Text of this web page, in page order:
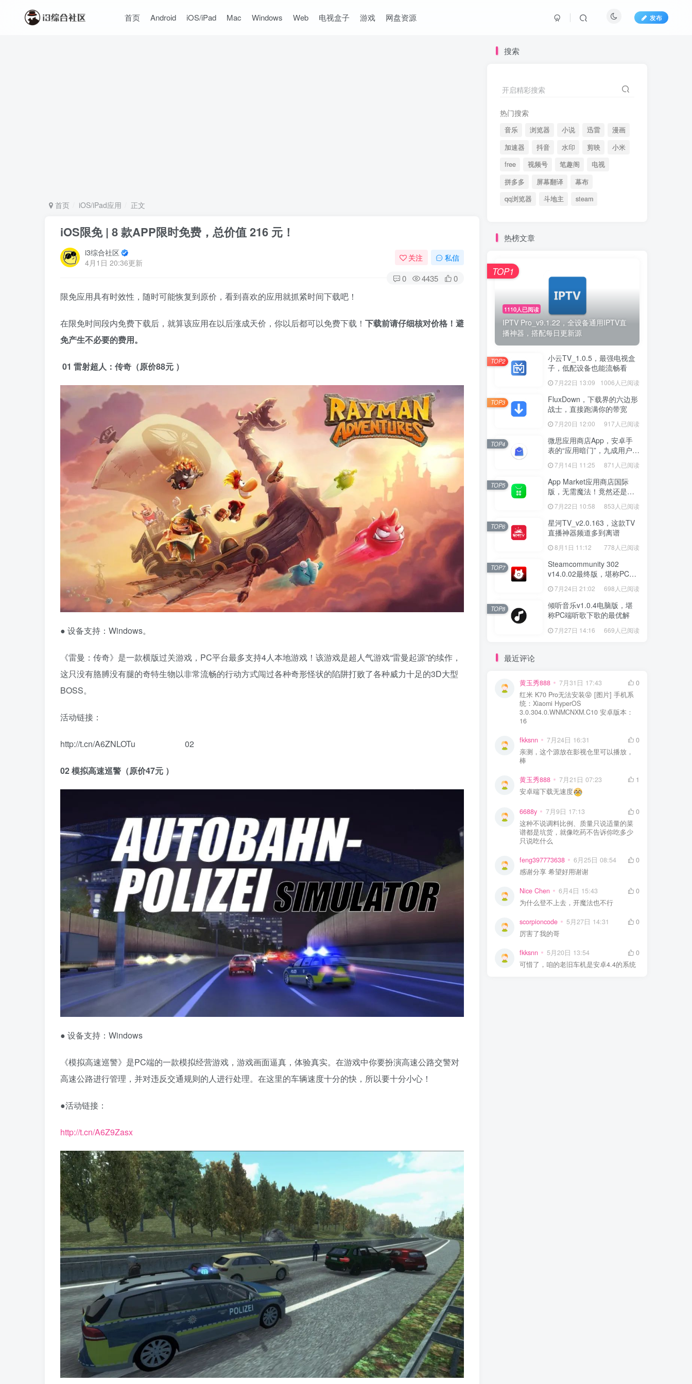
首页 Android iOS/iPad Mac Windows Web 电视盒子 游戏 网盘资源 发布
首页 iOS/iPad应用 正文
iOS限免 | 8 款APP限时免费，总价值 216 元！
i3综合社区
4月1日 20:36更新
关注 私信
0 4435 0
限免应用具有时效性，随时可能恢复到原价，看到喜欢的应用就抓紧时间下载吧！
在限免时间段内免费下载后，就算该应用在以后涨成天价，你以后都可以免费下载！ 下载前请仔细核对价格！避
免产生不必要的费用。
01 雷射超人：传奇（原价88元 ）
● 设备支持：Windows。
《雷曼：传奇》是一款横版过关游戏，PC平台最多支持4人本地游戏！该游戏是超人气游戏“雷曼起源”的续作，
这只没有胳膊没有腿的奇特生物以非常流畅的行动方式闯过各种奇形怪状的陷阱打败了各种威力十足的3D大型
BOSS。
活动链接：
http://t.cn/A6ZNLOTu 02
02 模拟高速巡警（原价47元 ）
● 设备支持：Windows
《模拟高速巡警》是PC端的一款模拟经营游戏，游戏画面逼真，体验真实。在游戏中你要扮演高速公路交警对
高速公路进行管理，并对违反交通规则的人进行处理。在这里的车辆速度十分的快，所以要十分小心！
●活动链接：
http://t.cn/A6Z9Zasx
搜索
开启精彩搜索
热门搜索
音乐 浏览器 小说 迅雷
漫画
加速器
抖音 水印 剪映
小米
free
视频号 笔趣阁
电视
拼多多
屏幕翻译
幕布
qq浏览器
斗地主 steam
热榜文章
1110人已阅读
IPTV Pro_v9.1.22，全设备通用IPTV直
播神器，搭配每日更新源
TOP1
小云TV_1.0.5，最强电视盒
子，低配设备也能流畅看
7月22日 13:09 1006人已阅读
TOP2
FluxDown，下载界的六边形
战士，直接跑满你的带宽
7月20日 12:00 917人已阅读
TOP3
微思应用商店App，安卓手
表的“应用暗门”，九成用户还
没发现
7月14日 11:25 871人已阅读
TOP4
App Market应用商店国际
版，无需魔法！竟然还是大
厂出品？
7月22日 10:58 853人已阅读
TOP5
星河TV_v2.0.163，这款TV
直播神器频道多到离谱
8月1日 11:12 778人已阅读
TOP6
Steamcommunity 302
v14.0.02最终版，堪称PC玩
家必备的网络工具箱
7月24日 21:02 698人已阅读
TOP7
倾听音乐v1.0.4电脑版，堪
称PC端听歌下歌的最优解
7月27日 14:16 669人已阅读
TOP8
最近评论
黄玉秀888 7月31日 17:43
0
红米 K70 Pro无法安装😝 [图片] 手机系
统：Xiaomi HyperOS
3.0.304.0.WNMCNXM.C10 安卓版本：
16
fkksnn 7月24日 16:31
0
亲测，这个源放在影视仓里可以播放，
棒
黄玉秀888 7月21日 07:23
1
安卓端下载无速度
6688y 7月9日 17:13
0
这种不说调料比例、质量只说适量的菜
谱都是坑货，就像吃药不告诉你吃多少
只说吃什么
feng397773638 6月25日 08:54
0
感谢分享 希望好用谢谢
Nice Chen 6月4日 15:43
0
为什么登不上去，开魔法也不行
scorpioncode 5月27日 14:31
0
厉害了我的哥
fkksnn 5月20日 13:54
0
可惜了，咱的老旧车机是安卓4.4的系统